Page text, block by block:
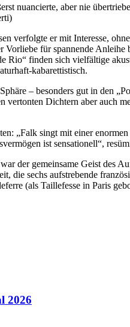
nuancierte, aber nie
verfolgte er mit Interesse,
für spannende
Rio“ finden sich vielfältige
kabarettistisch.
– besonders gut in den
Dichtern aber auch
„Falk singt mit einer
ist sensationell“,
der gemeinsame Geist des
sechs aufstrebende
(als Taillefesse in Paris
2026